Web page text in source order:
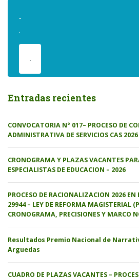
.
.
.
Entradas recientes
CONVOCATORIA N° 017– PROCESO DE
ADMINISTRATIVA DE SERVICIOS CAS 2026
CRONOGRAMA Y PLAZAS VACANTES
ESPECIALISTAS DE EDUCACION – 2026
PROCESO DE RACIONALIZACION 2026 EN
29944 – LEY DE REFORMA MAGISTERIAL
CRONOGRAMA, PRECISIONES Y MARCO
Resultados Premio Nacional de
Arguedas
CUADRO DE PLAZAS VACANTES –